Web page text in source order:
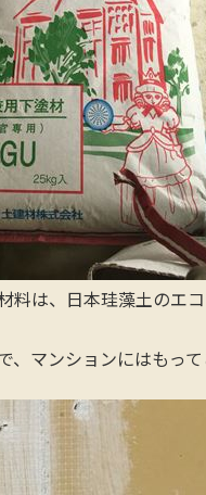
料は、日本珪藻土のエ
、マンションにはもって